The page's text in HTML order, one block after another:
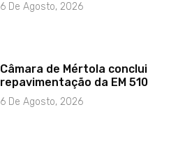
6 De Agosto, 2026
Câmara de Mértola conclui
repavimentação da EM 510
6 De Agosto, 2026